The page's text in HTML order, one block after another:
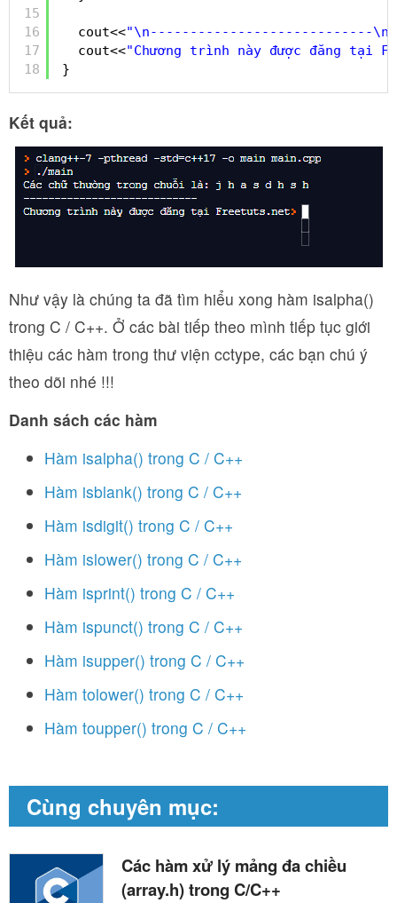
15
16
17
18
cout<<"\n----------------------------\n"
cout<<"Chương trình này được đăng tại
}
Kết quả:
Như vậy là chúng ta đã tìm hiểu xong hàm isalpha()
trong C / C++. Ở các bài tiếp theo mình tiếp tục giới
thiệu các hàm trong thư viện cctype, các bạn chú ý
theo dõi nhé !!!
Danh sách các hàm
Hàm isalpha() trong C / C++
Hàm isblank() trong C / C++
Hàm isdigit() trong C / C++
Hàm islower() trong C / C++
Hàm isprint() trong C / C++
Hàm ispunct() trong C / C++
Hàm isupper() trong C / C++
Hàm tolower() trong C / C++
Hàm toupper() trong C / C++
Cùng chuyên mục:
Các hàm xử lý mảng đa chiều
(array.h) trong C/C++